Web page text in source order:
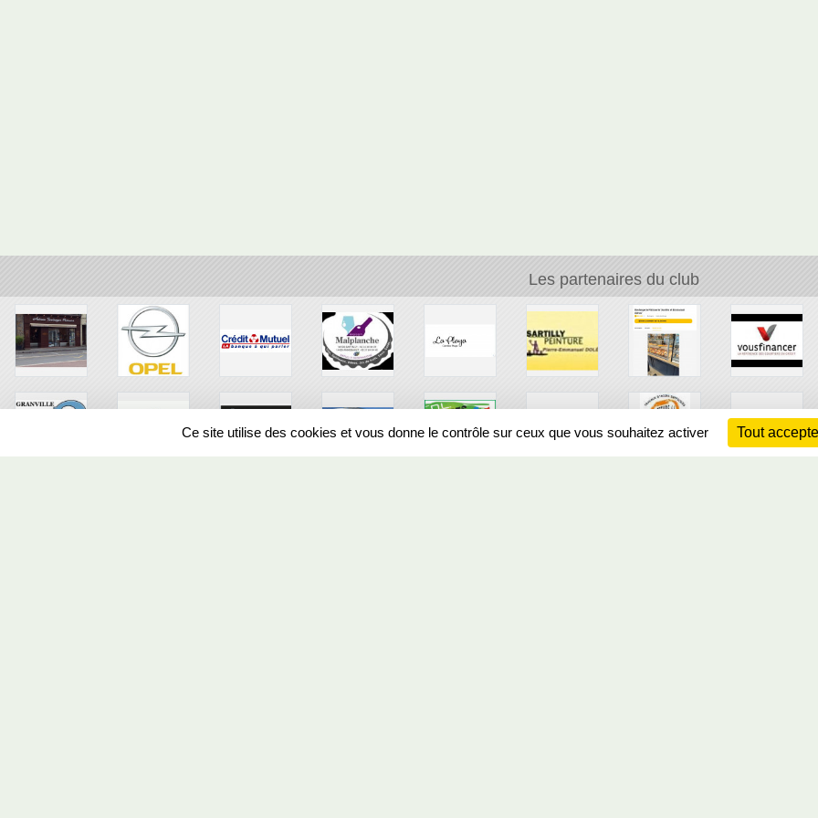
Les partenaires du club
Ce site utilise des cookies et vous donne le contrôle sur ceux que vous souhaitez activer Tout